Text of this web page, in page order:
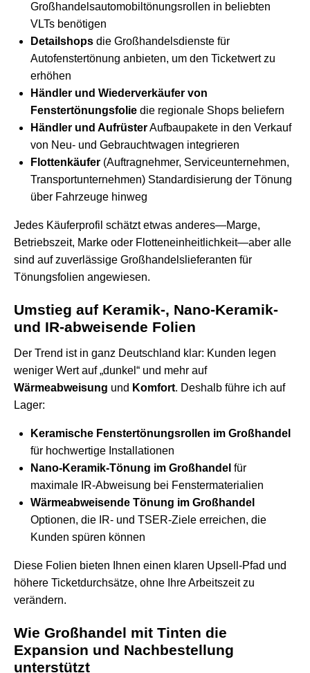
Großhandelsautomobiltönungsrollen in beliebten
VLTs benötigen
Detailshops die Großhandelsdienste für
Autofenstertönung anbieten, um den Ticketwert zu
erhöhen
Händler und Wiederverkäufer von
Fenstertönungsfolie die regionale Shops beliefern
Händler und AufrüsterAufbaupakete in den Verkauf
von Neu- und Gebrauchtwagen integrieren
Flottenkäufer (Auftragnehmer, Serviceunternehmen,
Transportunternehmen) Standardisierung der Tönung
über Fahrzeuge hinweg
Jedes Käuferprofil schätzt etwas anderes—Marge,
Betriebszeit, Marke oder Flotteneinheitlichkeit—aber alle
sind auf zuverlässige Großhandelslieferanten für
Tönungsfolien angewiesen.
Umstieg auf Keramik-, Nano-Keramik-
und IR-abweisende Folien
Der Trend ist in ganz Deutschland klar: Kunden legen
weniger Wert auf „dunkel“ und mehr auf
Wärmeabweisung und Komfort. Deshalb führe ich auf
Lager:
Keramische Fenstertönungsrollen im Großhandel
für hochwertige Installationen
Nano-Keramik-Tönung im Großhandel für
maximale IR-Abweisung bei Fenstermaterialien
Wärmeabweisende Tönung im Großhandel
Optionen, die IR- und TSER-Ziele erreichen, die
Kunden spüren können
Diese Folien bieten Ihnen einen klaren Upsell-Pfad und
höhere Ticketdurchsätze, ohne Ihre Arbeitszeit zu
verändern.
Wie Großhandel mit Tinten die
Expansion und Nachbestellung
unterstützt